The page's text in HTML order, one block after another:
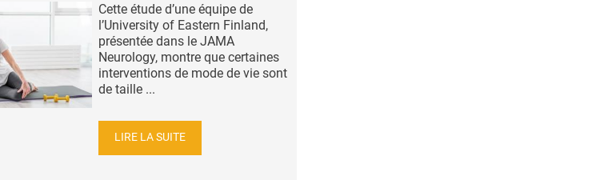
Cette étude d’une équipe de
l’University of Eastern Finland,
présentée dans le JAMA
Neurology, montre que certaines
interventions de mode de vie sont
de taille ...
LIRE LA SUITE